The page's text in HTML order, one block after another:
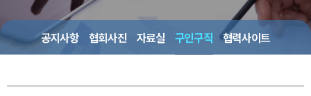
공지사항 협회사진 자료실 구인구직 협력사이트